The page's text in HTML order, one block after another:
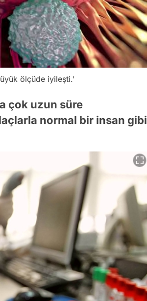
ölçüde iyileşti.'
çok uzun süre
normal bir insan gibi